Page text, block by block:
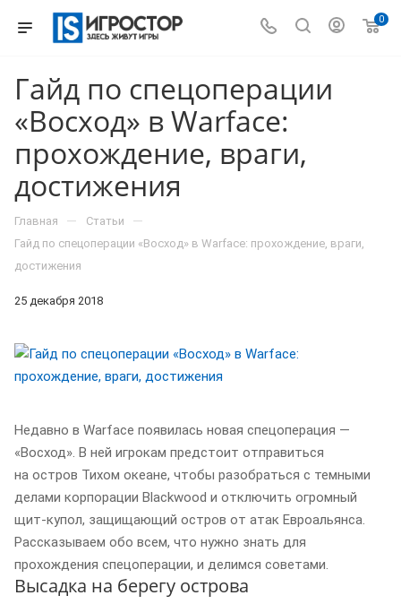
0
Гайд по спецоперации
«Восход» в Warface:
прохождение, враги,
достижения
Главная — Статьи —
Гайд по спецоперации «Восход» в Warface: прохождение, враги,
достижения
25 декабря 2018
Недавно в Warface появилась новая спецоперация —
«Восход». В ней игрокам предстоит отправиться
на остров Тихом океане, чтобы разобраться с темными
делами корпорации Blackwood и отключить огромный
щит-купол, защищающий остров от атак Евроальянса.
Рассказываем обо всем, что нужно знать для
прохождения спецоперации, и делимся советами.
Высадка на берегу острова